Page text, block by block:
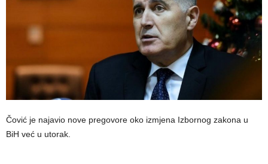
Čović je najavio nove pregovore oko izmjena Izbornog zakona u
BiH već u utorak.